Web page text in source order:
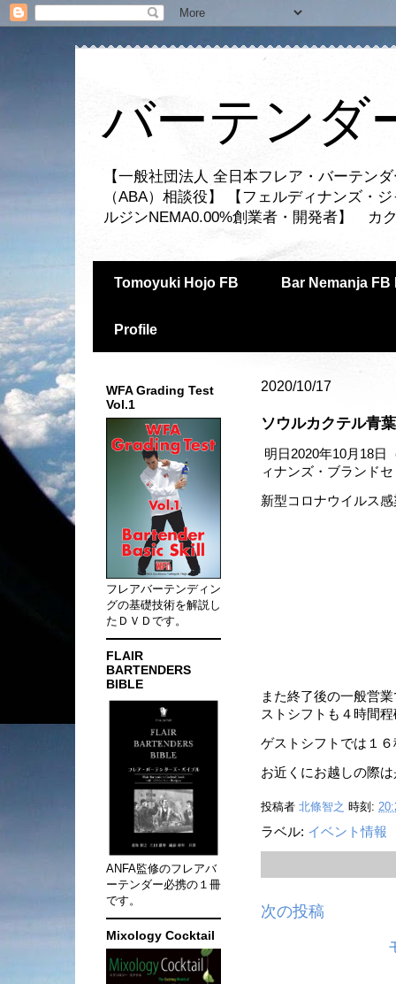
バーテンダ
【一般社団法人 全日本フレア・バーテン
（ABA）相談役】 【フェルディナンズ・
ルジンNEMA0.00%創業者・開発者】 カ
Tomoyuki Hojo FB Bar Nemanja FB
Profile
2020/10/17
ソウルカクテル青
明日2020年10月18日
ィナンズ・ブランド
新型コロナウイルス
また終了後の一般営
ストシフトも４時間
ゲストシフトでは１
お近くにお越しの際
投稿者 北條智之 時刻:
ラベル: イベント情報
次の投稿
WFA Grading Test
Vol.1
フレアバーテンディン
グの基礎技術を解説し
たＤＶＤです。
FLAIR
BARTENDERS
BIBLE
ANFA監修のフレアバ
ーテンダー必携の１冊
です。
Mixology Cocktail